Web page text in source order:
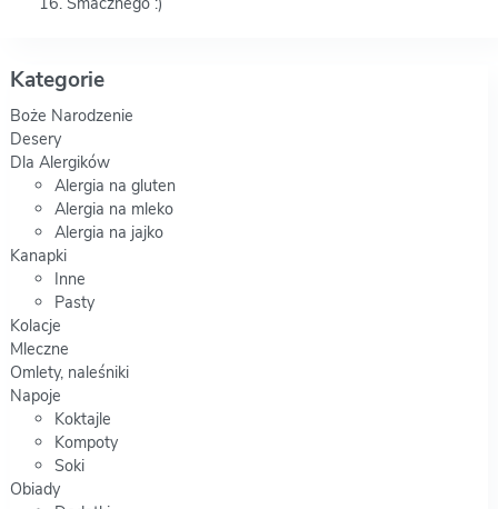
Kategorie
Boże Narodzenie
Desery
Dla Alergików
Alergia na gluten
Alergia na mleko
Alergia na jajko
Kanapki
Inne
Pasty
Kolacje
Mleczne
Omlety, naleśniki
Napoje
Koktajle
Kompoty
Soki
Obiady